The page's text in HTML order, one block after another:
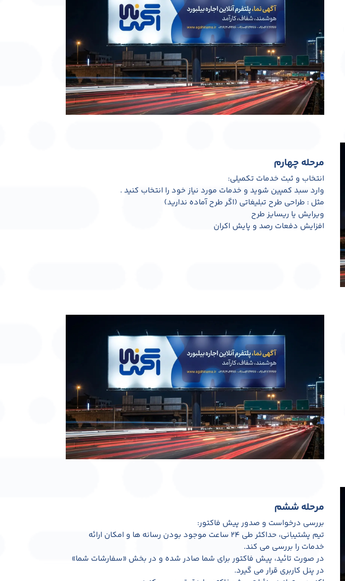
مرحله چهارم
انتخاب و ثبت خدمات تکمیلی:
وارد سبد کمپین شوید و خدمات مورد نیاز خود را انتخاب کنید .
مثل : طراحی طرح تبلیغاتی (اگر طرح آماده ندارید)
ویرایش یا ریسایز طرح
افزایش دفعات رصد و پایش اکران
مرحله ششم
بررسی درخواست و صدور پیش فاکتور:
تیم پشتیبانی، حداکثر طی 24 ساعت موجود بودن رسانه ها و امکان ارائه
خدمات را بررسی می کند.
در صورت تائید، پیش فاکتور برای شما صادر شده و در بخش «سفارشات شما»
در پنل کاربری قرار می گیرد.